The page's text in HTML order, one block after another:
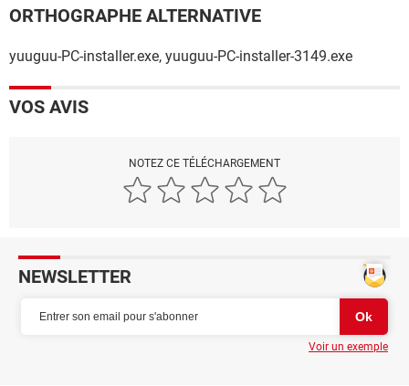
ORTHOGRAPHE ALTERNATIVE
yuuguu-PC-installer.exe, yuuguu-PC-installer-3149.exe
VOS AVIS
NOTEZ CE TÉLÉCHARGEMENT
NEWSLETTER
Voir un exemple